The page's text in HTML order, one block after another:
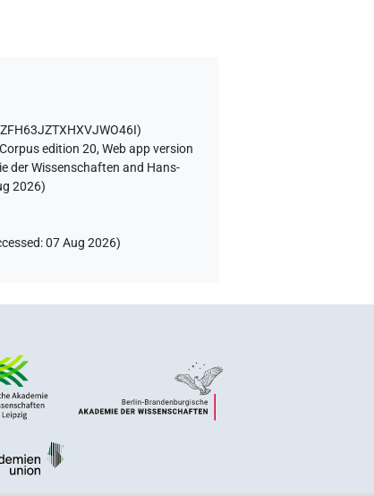
)
Corpus edition 20, Web app version
der Wissenschaften and Hans-
2026)
:07 Aug 2026)